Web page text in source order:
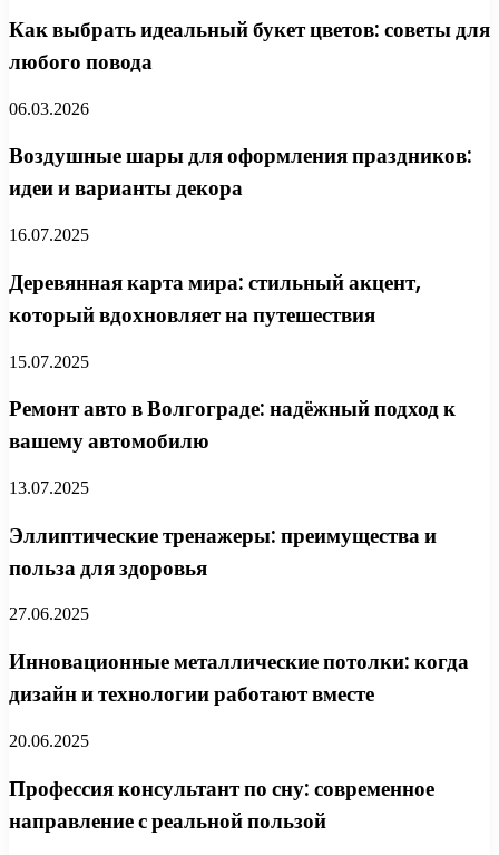
Как выбрать идеальный букет цветов: советы для
любого повода
06.03.2026
Воздушные шары для оформления праздников:
идеи и варианты декора
16.07.2025
Деревянная карта мира: стильный акцент,
который вдохновляет на путешествия
15.07.2025
Ремонт авто в Волгограде: надёжный подход к
вашему автомобилю
13.07.2025
Эллиптические тренажеры: преимущества и
польза для здоровья
27.06.2025
Инновационные металлические потолки: когда
дизайн и технологии работают вместе
20.06.2025
Профессия консультант по сну: современное
направление с реальной пользой